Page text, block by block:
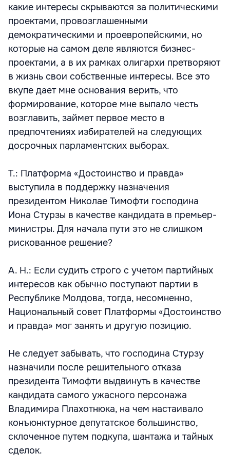
какие интересы скрываются за политическими
проектами, провозглашенными
демократическими и проевропейскими, но
которые на самом деле являются бизнес-
проектами, а в их рамках олигархи претворяют
в жизнь свои собственные интересы. Все это
вкупе дает мне основания верить, что
формирование, которое мне выпало честь
возглавить, займет первое место в
предпочтениях избирателей на следующих
досрочных парламентских выборах.
Т.: Платформа «Достоинство и правда»
выступила в поддержку назначения
президентом Николае Тимофти господина
Иона Стурзы в качестве кандидата в премьер-
министры. Для начала пути это не слишком
рискованное решение?
А. Н.: Если судить строго с учетом партийных
интересов как обычно поступают партии в
Республике Молдова, тогда, несомненно,
Национальный совет Платформы «Достоинство
и правда» мог занять и другую позицию.
Не следует забывать, что господина Стурзу
назначили после решительного отказа
президента Тимофти выдвинуть в качестве
кандидата самого ужасного персонажа
Владимира Плахотнюка, на чем настаивало
конъюнктурное депутатское большинство,
склоченное путем подкупа, шантажа и тайных
сделок.